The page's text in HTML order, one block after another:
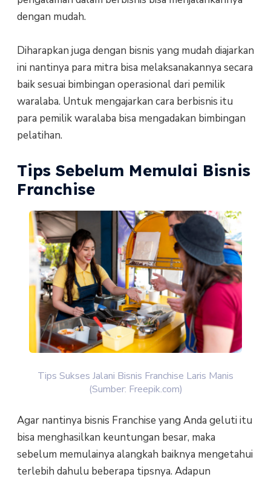
dengan mudah.
Diharapkan juga dengan bisnis yang mudah diajarkan
ini nantinya para mitra bisa melaksanakannya secara
baik sesuai bimbingan operasional dari pemilik
waralaba. Untuk mengajarkan cara berbisnis itu
para pemilik waralaba bisa mengadakan bimbingan
pelatihan.
Tips Sebelum Memulai Bisnis
Franchise
Tips Sukses Jalani Bisnis Franchise Laris Manis
(Sumber: Freepik.com)
Agar nantinya bisnis Franchise yang Anda geluti itu
bisa menghasilkan keuntungan besar, maka
sebelum memulainya alangkah baiknya mengetahui
terlebih dahulu beberapa tipsnya. Adapun